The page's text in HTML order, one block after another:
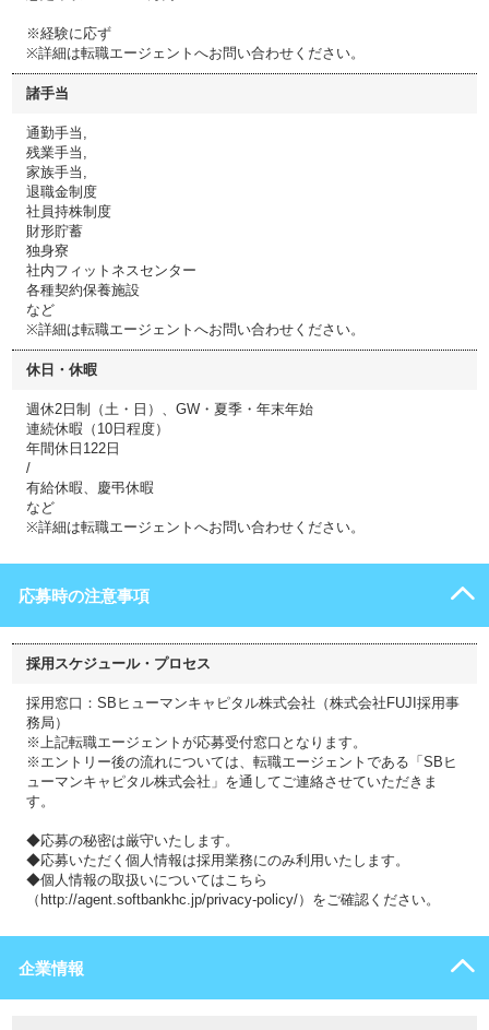
※経験に応ず
※詳細は転職エージェントへお問い合わせください。
諸手当
通勤手当,
残業手当,
家族手当,
退職金制度
社員持株制度
財形貯蓄
独身寮
社内フィットネスセンター
各種契約保養施設
など
※詳細は転職エージェントへお問い合わせください。
休日・休暇
週休2日制（土・日）、GW・夏季・年末年始
連続休暇（10日程度）
年間休日122日
/
有給休暇、慶弔休暇
など
※詳細は転職エージェントへお問い合わせください。
応募時の注意事項
採用スケジュール・プロセス
採用窓口：SBヒューマンキャピタル株式会社（株式会社FUJI採用事
務局）
※上記転職エージェントが応募受付窓口となります。
※エントリー後の流れについては、転職エージェントである「SBヒ
ューマンキャピタル株式会社」を通してご連絡させていただきま
す。
◆応募の秘密は厳守いたします。
◆応募いただく個人情報は採用業務にのみ利用いたします。
◆個人情報の取扱いについてはこちら
（http://agent.softbankhc.jp/privacy-policy/）をご確認ください。
企業情報